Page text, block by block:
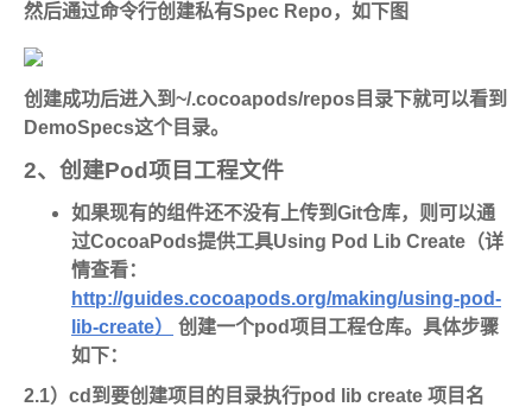
然后通过命令行创建私有Spec Repo，如下图
创建成功后进入到~/.cocoapods/repos目录下就可以看到
DemoSpecs这个目录。
2、创建Pod项目工程文件
如果现有的组件还不没有上传到Git仓库，则可以通
过CocoaPods提供工具Using Pod Lib Create（详
情查看：
http://guides.cocoapods.org/making/using-pod-
lib-create）
创建一个pod项目工程仓库。具体步骤
如下：
2.1）cd到要创建项目的目录执行pod lib create 项目名